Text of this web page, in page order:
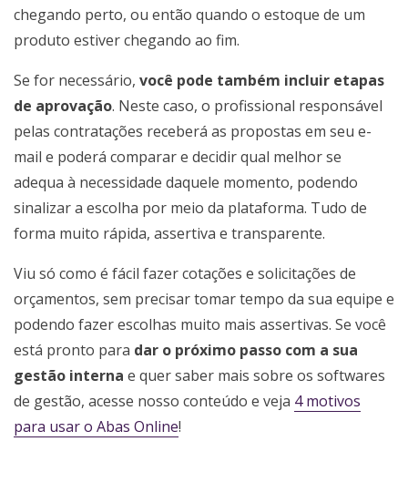
chegando perto, ou então quando o estoque de um
produto estiver chegando ao fim.
Se for necessário, você pode também incluir etapas
de aprovação. Neste caso, o profissional responsável
pelas contratações receberá as propostas em seu e-
mail e poderá comparar e decidir qual melhor se
adequa à necessidade daquele momento, podendo
sinalizar a escolha por meio da plataforma. Tudo de
forma muito rápida, assertiva e transparente.
Viu só como é fácil fazer cotações e solicitações de
orçamentos, sem precisar tomar tempo da sua equipe e
podendo fazer escolhas muito mais assertivas. Se você
está pronto para dar o próximo passo com a sua
gestão interna e quer saber mais sobre os softwares
de gestão, acesse nosso conteúdo e veja 4 motivos
para usar o Abas Online!